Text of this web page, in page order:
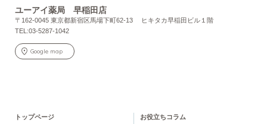
ユーアイ薬局 早稲田店
〒162-0045 東京都新宿区馬場下町62-13 ヒキタカ早稲田ビル１階
TEL:03-5287-1042
Google map
トップページ お役立ちコラム